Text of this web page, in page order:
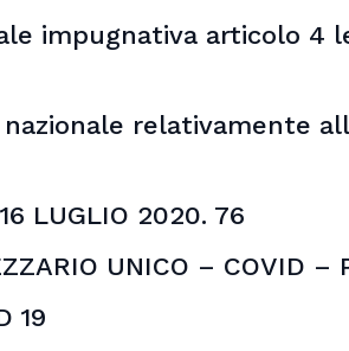
impugnativa articolo 4
relativamente
LUGLIO 2020. 76
UNICO – COVID –
19